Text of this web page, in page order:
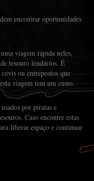
encontrar oportunidades
viagem rápida neles,
tesouro lendários. É
ou entrepostos que
viagem tem um custo.
por piratas e
Caso encontre estas
liberar espaço e continuar